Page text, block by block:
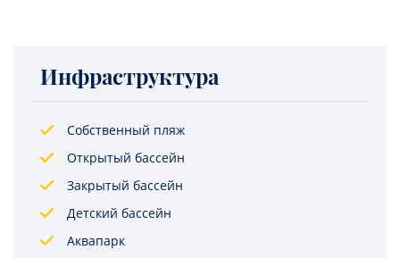
Инфраструктура
Собственный пляж
Открытый бассейн
Закрытый бассейн
Детский бассейн
Аквапарк